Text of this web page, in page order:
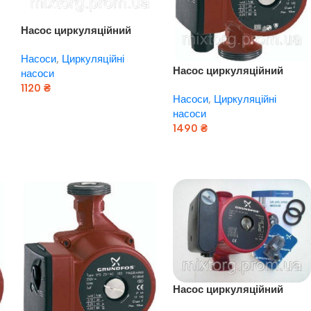
Насос циркуляційний
130
Насоси, Циркуляційні
насоси
1120 ₴
Насос циркуляційний
130 (Сербія) МЕДЬ!
Насоси, Циркуляційні
насоси
1490 ₴
Насос циркуляційний